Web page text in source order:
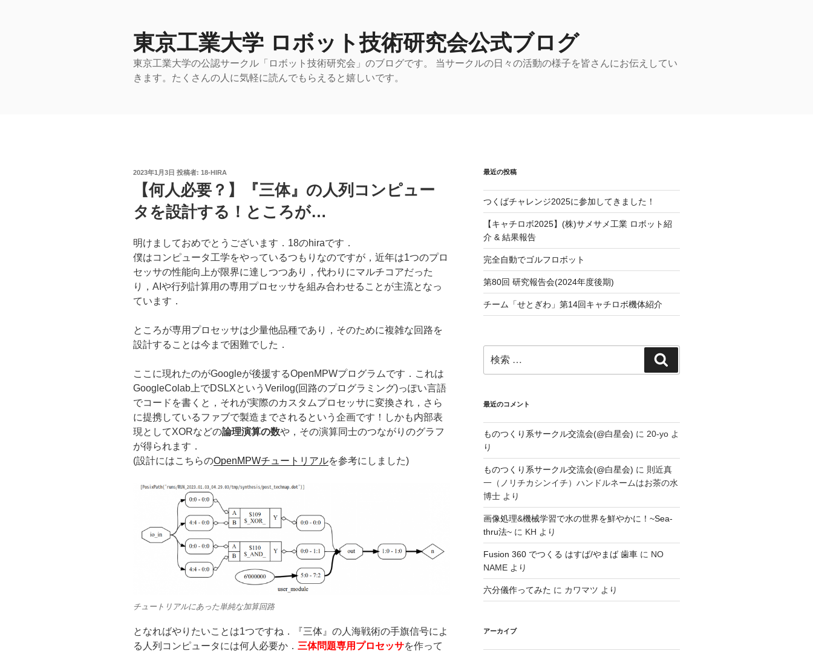
東京工業大学 ロボット技術研究会公式ブログ
東京工業大学の公認サークル「ロボット技術研究会」のブログです。 当サークルの日々の活動の様子を皆さんにお伝えしてい
きます。たくさんの人に気軽に読んでもらえると嬉しいです。
投
2023年1月3日 投稿者: 18-HIRA
【何人必要？】『三体』の人列コンピュー
タを設計する！ところが…
明けましておめでとうございます．18のhiraです．
僕はコンピュータ工学をやっているつもりなのですが，近年は1つのプロ
セッサの性能向上が限界に達しつつあり，代わりにマルチコアだった
り，AIや行列計算用の専用プロセッサを組み合わせることが主流となっ
ています．
ところが専用プロセッサは少量他品種であり，そのために複雑な回路を
設計することは今まで困難でした．
ここに現れたのがGoogleが後援するOpenMPWプログラムです．これは
GoogleColab上でDSLXというVerilog(回路のプログラミング)っぽい言語
でコードを書くと，それが実際のカスタムプロセッサに変換され，さら
に提携しているファブで製造までされるという企画です！しかも内部表
現としてXORなどの論理演算の数や，その演算同士のつながりのグラフ
が得られます．
(設計にはこちらのOpenMPWチュートリアルを参考にしました)
チュートリアルにあった単純な加算回路
となればやりたいことは1つですね．『三体』の人海戦術の手旗信号によ
る人列コンピュータには何人必要か． 三体問題専用プロセッサを作って
最近の投稿
つくばチャレンジ2025に参加してきました！
【キャチロボ2025】(株)サメサメ工業 ロボット紹
介 & 結果報告
完全自動でゴルフロボット
第80回 研究報告会(2024年度後期)
チーム「せとぎわ」第14回キャチロボ機体紹介
索:
索
最近のコメント
ものつくり系サークル交流会(@白星会) に 20-yoよ
り
ものつくり系サークル交流会(@白星会) に 則近真
一（ノリチカシンイチ）ハンドルネームはお茶の水
博士より
画像処理&機械学習で水の世界を鮮やかに！~Sea-
thru法~に KH より
Fusion 360 でつくる はすば/やまば 歯車に NO
NAMEより
六分儀作ってみた に カワマツ より
アーカイブ